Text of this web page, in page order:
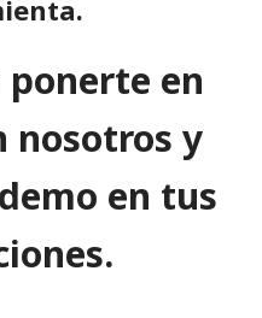
ponerte en
nosotros y
en tus